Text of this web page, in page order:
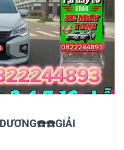
DƯƠNG☎️☎️GIẢI